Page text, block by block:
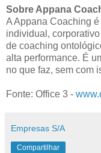
Sobre Appana
A Appana Coaching
individual,
de coaching
alta performance. É
no que faz, sem com
Fonte: Office 3 -
Empresas S/A
Compartilhar